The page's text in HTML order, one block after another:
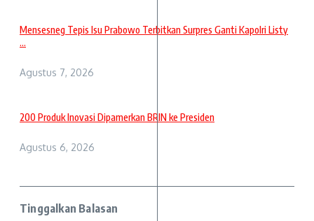
Mensesneg Tepis Isu Prabowo Terbitkan Surpres Ganti Kapolri Listy
...
Agustus 7, 2026
200 Produk Inovasi Dipamerkan BRIN ke Presiden
Agustus 6, 2026
Tinggalkan Balasan